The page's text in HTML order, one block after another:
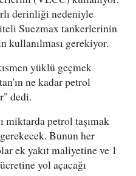
derinliği nedeniyle
Suezmax tankerlerinin
kullanılması gerekiyor.
yüklü geçmek
ne kadar petrol
dedi.
miktarda petrol taşımak
Bunun her
ek yakıt maliyetine ve 1
yol açacağı